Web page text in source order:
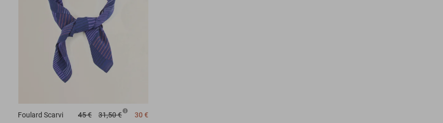
Foulard Scarvi 45 € 31,50 € 30 €